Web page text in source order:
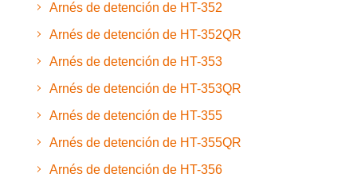
Arnés de detención de HT-352
Arnés de detención de HT-352QR
Arnés de detención de HT-353
Arnés de detención de HT-353QR
Arnés de detención de HT-355
Arnés de detención de HT-355QR
Arnés de detención de HT-356